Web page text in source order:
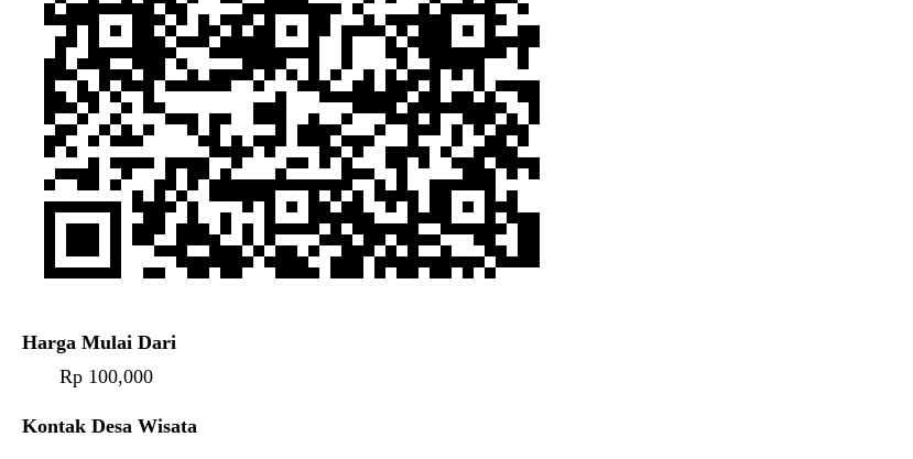
Harga Mulai Dari
Rp 100,000
Kontak Desa Wisata